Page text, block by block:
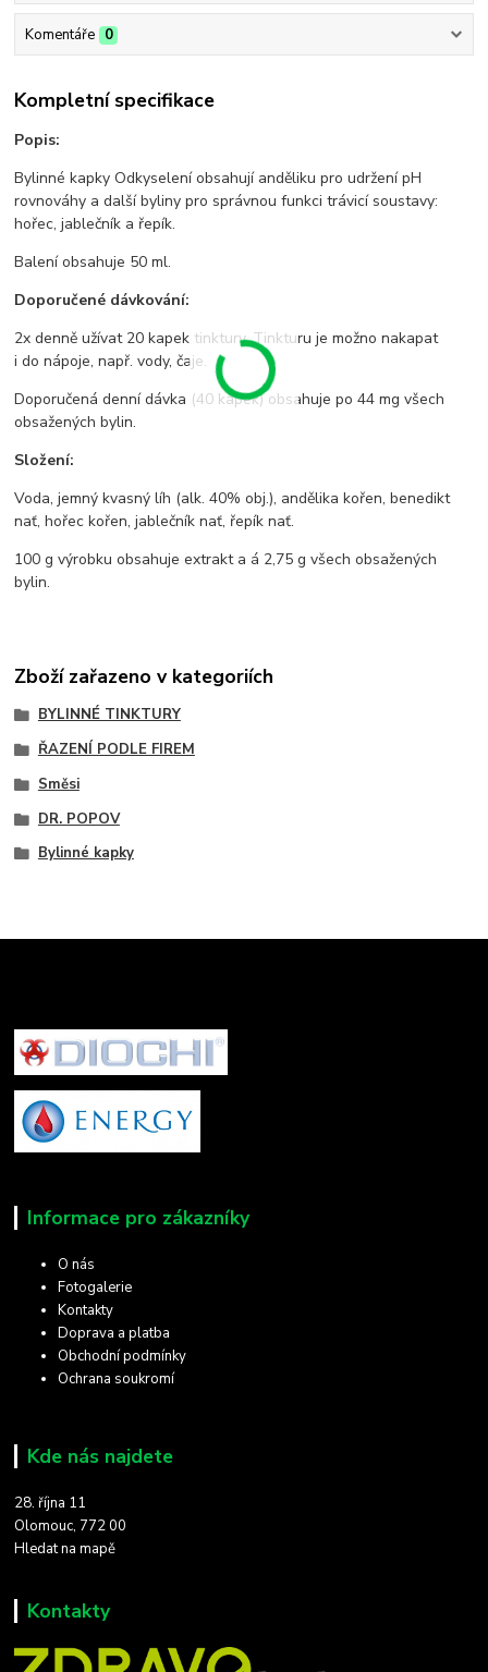
Komentáře 0
Kompletní specifikace
Popis:
Bylinné kapky Odkyselení obsahují anděliku pro udržení pH
rovnováhy a další byliny pro správnou funkci trávicí soustavy:
hořec, jablečník a řepík.
Balení obsahuje 50 ml.
Doporučené dávkování:
2x denně užívat 20 kapek tinktury. Tinkturu je možno nakapat
i do nápoje, např. vody, čaje.
Doporučená denní dávka (40 kapek) obsahuje po 44 mg všech
obsažených bylin.
Složení:
Voda, jemný kvasný líh (alk. 40% obj.), andělika kořen, benedikt
nať, hořec kořen, jablečník nať, řepík nať.
100 g výrobku obsahuje extrakt a á 2,75 g všech obsažených
bylin.
Zboží zařazeno v kategoriích
BYLINNÉ TINKTURY
ŘAZENÍ PODLE FIREM
Směsi
DR. POPOV
Bylinné kapky
Informace pro zákazníky
O nás
Fotogalerie
Kontakty
Doprava a platba
Obchodní podmínky
Ochrana soukromí
Kde nás najdete
28. října 11
Olomouc, 772 00
Hledat na mapě
Kontakty